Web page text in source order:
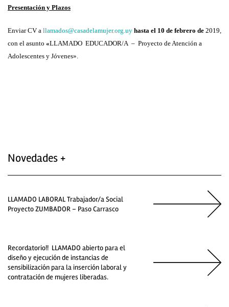
Presentación y Plazos
Enviar CV a llamados@casadelamujer.org.uy hasta el 10 de febrero de 2019,
con el asunto «LLAMADO EDUCADOR/A – Proyecto de Atención a
Adolescentes y Jóvenes».
Novedades +
LLAMADO LABORAL Trabajador/a Social
Proyecto ZUMBADOR – Paso Carrasco
Recordatorio!! LLAMADO abierto para el
diseño y ejecución de instancias de
sensibilización para la inserción laboral y
contratación de mujeres liberadas.